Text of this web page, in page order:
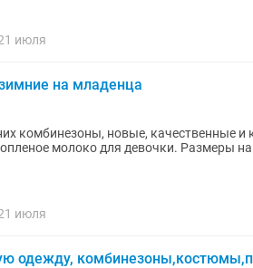
июля
на младенца
комбинезоны, новые, качественные и
молоко для девочки. Размеры на
июля
одежду,